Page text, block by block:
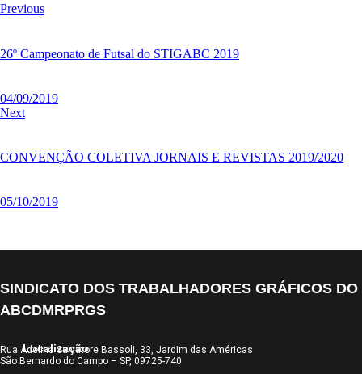
Previous
26º Campeonato de Futsal do STIGABC 2019
04/09/2019
Next
CONVENÇÃO COLETIVA JORNAIS E REVISTAS 2019/2020
05/10/2019
SINDICATO DOS TRABALHADORES GRÁFICOS DO
ABCDMRPRGS
Localização
Rua Adelina Salvatore Bassoli, 33, Jardim das Américas
São Bernardo do Campo – SP, 09725-740